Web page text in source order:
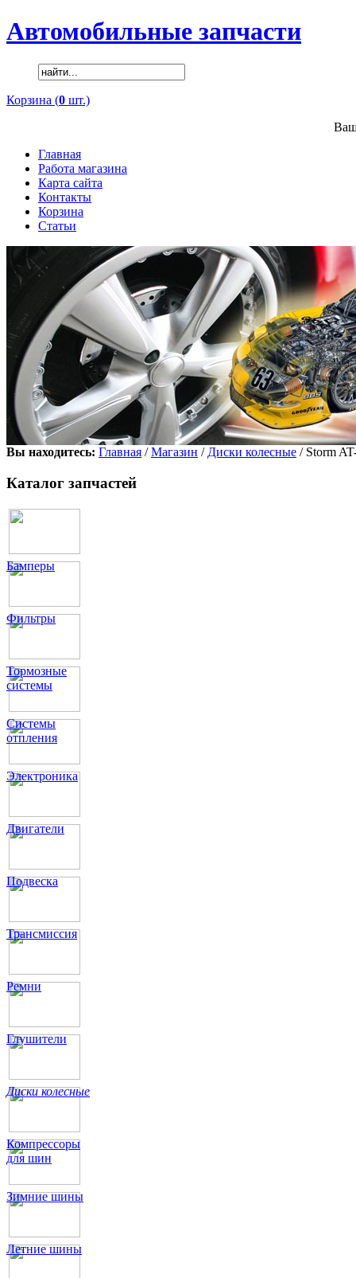
Автомобильные запчасти
Корзина (0 шт.)
Главная
Работа магазина
Карта сайта
Контакты
Корзина
Статьи
Вы находитесь: Главная /Магазин / Диски колесные / Storm
Каталог запчастей
Бамперы
Фильтры
Тормозные
системы
Системы
отпления
Электроника
Двигатели
Подвеска
Трансмиссия
Ремни
Глушители
Диски колесные
Компрессоры
для шин
Зимние шины
Летние шины